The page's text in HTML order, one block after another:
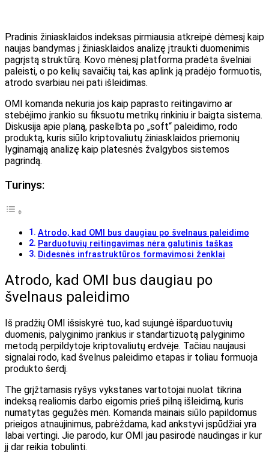
Pradinis žiniasklaidos indeksas pirmiausia atkreipė dėmesį kaip
naujas bandymas į žiniasklaidos analizę įtraukti duomenimis
pagrįstą struktūrą. Kovo mėnesį platforma pradėta švelniai
paleisti, o po kelių savaičių tai, kas aplink ją pradėjo formuotis,
atrodo svarbiau nei pati išleidimas.
OMI komanda nekuria jos kaip paprasto reitingavimo ar
stebėjimo įrankio su fiksuotu metrikų rinkiniu ir baigta sistema.
Diskusija apie planą, paskelbta po „soft“ paleidimo, rodo
produktą, kuris siūlo kriptovaliutų žiniasklaidos priemonių
lyginamąją analizę kaip platesnės žvalgybos sistemos
pagrindą.
Turinys:
Atrodo, kad OMI bus daugiau po švelnaus paleidimo
Parduotuvių reitingavimas nėra galutinis taškas
Didesnės infrastruktūros formavimosi ženklai
Atrodo, kad OMI bus daugiau po
švelnaus paleidimo
Iš pradžių OMI išsiskyrė tuo, kad sujungė išparduotuvių
duomenis, palyginimo įrankius ir standartizuotą palyginimo
metodą perpildytoje kriptovaliutų erdvėje. Tačiau naujausi
signalai rodo, kad švelnus paleidimo etapas ir toliau formuoja
produkto šerdį.
The grįžtamasis ryšys vykstanes vartotojai nuolat tikrina
indeksą realiomis darbo eigomis prieš pilną išleidimą, kuris
numatytas gegužės mėn. Komanda mainais siūlo papildomus
prieigos atnaujinimus, pabrėždama, kad ankstyvi įspūdžiai yra
labai vertingi. Jie parodo, kur OMI jau pasirodė naudingas ir kur
jį dar reikia tobulinti.